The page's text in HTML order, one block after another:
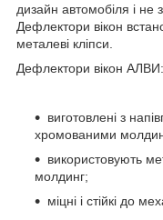
дизайн автомобіля і
Дефлектори вікон
металеві кліпси.
Дефлектори вікон АЛВИ:
виготовлені з
хромованими
використовують
молдинг;
міцні і стійкі до